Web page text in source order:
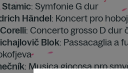
Stamic: Symfonie G dur
Händel: Koncert pro
: Concerto grosso D dur
Blok: Passacaglia a
: Musica giocosa pro